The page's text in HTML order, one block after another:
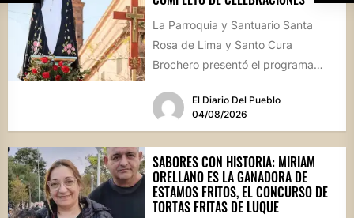
La Parroquia y Santuario Santa
Rosa de Lima y Santo Cura
Brochero presentó el programa
El Diario Del Pueblo
04/08/2026
SABORES CON HISTORIA: MIRIAM
ORELLANO ES LA GANADORA DE
ESTAMOS FRITOS, EL CONCURSO DE
TORTAS FRITAS DE LUQUE